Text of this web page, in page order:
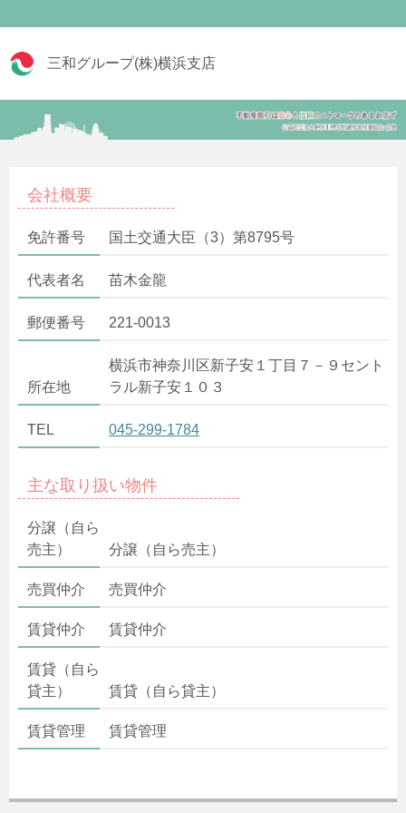
三和グループ(株)横浜支店
会社概要
免許番号 国土交通大臣（3）第8795号
代表者名 苗木金龍
郵便番号 221-0013
所在地
横浜市神奈川区新子安１丁目７－９セント
ラル新子安１０３
TEL 045-299-1784
主な取り扱い物件
分譲（自ら
売主）
分譲（自ら売主）
売買仲介 売買仲介
賃貸仲介 賃貸仲介
賃貸（自ら
貸主）
賃貸（自ら貸主）
賃貸管理 賃貸管理